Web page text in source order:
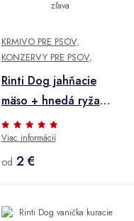
KRMIVO PRE PSOV,
KONZERVY PRE PSOV,
Rinti Dog jahňacie
mäso + hnedá ryža
300g + Množstevná
zľava
Viac informácií
od 2 €